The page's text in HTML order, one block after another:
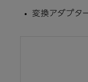
変換アダプター